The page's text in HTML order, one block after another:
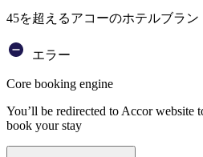
45を超えるアコーのホテルブラン
エラー
Core booking engine
You’ll be redirected to Accor website
book your stay